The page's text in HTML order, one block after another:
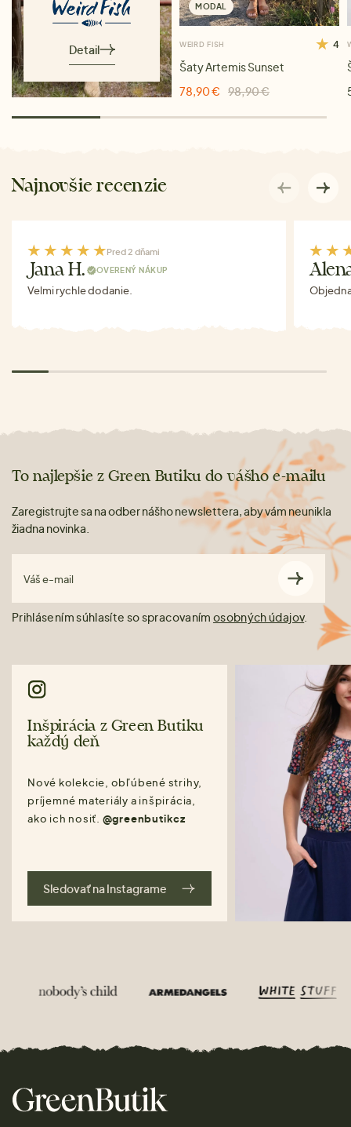
Detail
MODAL
WEIRD FISH 4
Šaty Artemis Sunset
78,90 €
98,90 €
Najnovšie recenzie
Pred 2 dňami
Jana H. OVERENÝ NÁKUP
Velmi rychle dodanie.
To najlepšie z Green Butiku do vášho e-mailu
Zaregistrujte sa na odber nášho newslettera, aby vám neunikla
žiadna novinka.
Váš e-mail
Prihlásením súhlasíte so spracovaním osobných údajov.
Inšpirácia z Green Butiku
každý deň
Nové kolekcie, obľúbené strihy,
príjemné materiály a inšpirácia,
ako ich nosiť. @greenbutikcz
Sledovať na Instagrame